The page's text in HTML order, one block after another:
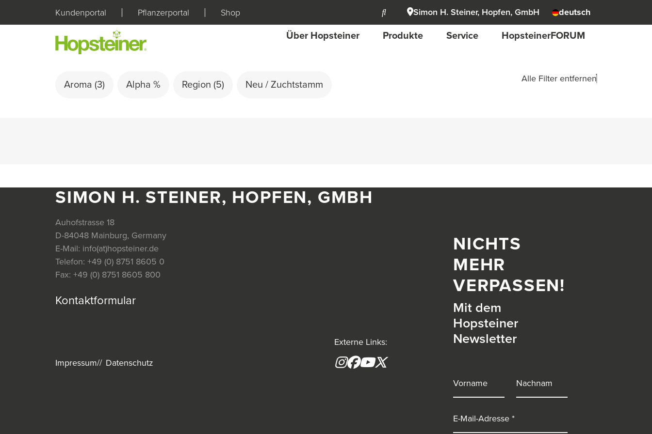
Kundenportal Pflanzerportal Shop Simon H. Steiner, Hopfen, GmbH deutsch
Über Hopsteiner Produkte Service HopsteinerFORUM
Aroma (3) Alpha % Region (5) Neu / Zuchtstamm
Alle Filter entfernen
SIMON H. STEINER, HOPFEN, GMBH
Auhofstrasse 18
D-84048 Mainburg, Germany
E-Mail: info(at)hopsteiner.de
Telefon: +49 (0) 8751 8605 0
Fax: +49 (0) 8751 8605 800
Kontaktformular
Externe Links:
Instagram
Facebook
YouTube
Impressum Datenschutz
NICHTS
MEHR
VERPASSEN!
Mit dem
Hopsteiner
Newsletter